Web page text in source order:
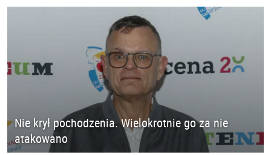
Nie krył pochodzenia. Wielokrotnie go za nie
atakowano